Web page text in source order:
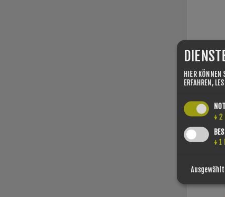
SKI
XCELL
€550,00
HIER KÖNNEN
ERFAHREN,
↓ 2
↓ 1